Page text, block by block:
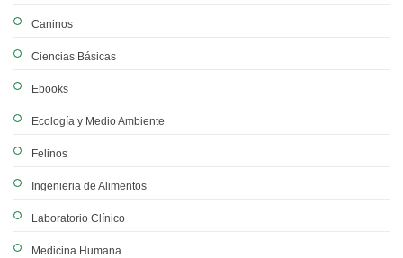
Caninos
Ciencias Básicas
Ebooks
Ecología y Medio Ambiente
Felinos
Ingenieria de Alimentos
Laboratorio Clínico
Medicina Humana